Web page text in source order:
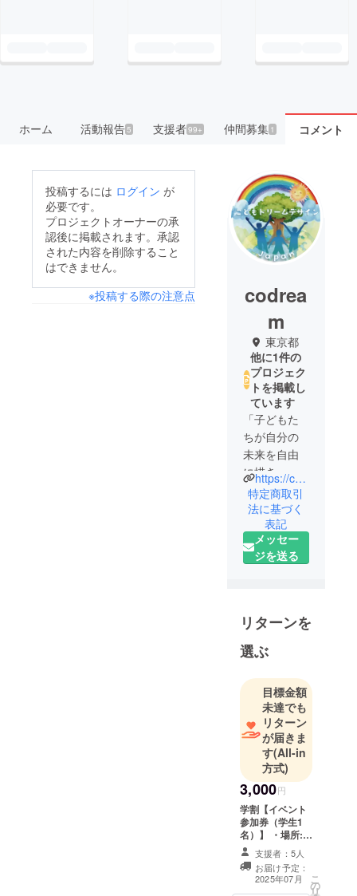
ホーム 活動報告5 支援者99+ 仲間募集 1 コメント
投稿するには ログイン が
必要です。
プロジェクトオーナーの承
認後に掲載されます。承認
された内容を削除すること
はできません。
※投稿する際の注意点
codrea
m
東京都
他に1件の
プロジェク
トを掲載し
ています
「子どもた
ちが自分の
未来を自由
に描き、そ
の夢をあき
らめずに追
いかけられ
る社会をつ
くる」こと
る非営利団
体です。
もドリーム
デザインの
願いは、
「すべての
子どもが、
自分の人生
に希望を持
ち、夢を描
き、挑戦し
続けられる
社会」を実
現すること
https://co-dream-design.or.jp/
特定商取引
法に基づく
表記
メッセー
ジを送る
リターンを
選ぶ
目標金額
未達でも
リターン
が届きま
す(All-in
方式)
3,000円
学割【イベント
参加券（学生1
名）】 ・場所:シ
ティホール＆
ギャラリー五反
田 ・住所：東京
都品川区西五反
支援者：5人
お届け予定：
2025年07月
こ
の
リ